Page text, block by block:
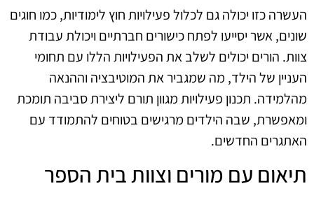
העשרה כזו יכולה גם לכלול פעילויות חוץ לימודיות, כמו חוגים
שונים, אשר יסייעו לפתח כישורים חברתיים ויכולת עבודת
צוות. הורים יכולים לשלב את הפעילויות הללו עם תחומי
העניין של הילד, מה שמגביר את המוטיבציה וההנאה
מהלמידה. תכנון פעילויות מגוון תורם ליצירת סביבה תומכת
ומאפשרת, שבה הילדים מרגישים בטוחים להתמודד עם
האתגרים החדשים.
תיאום עם מורים וצוות בית הספר